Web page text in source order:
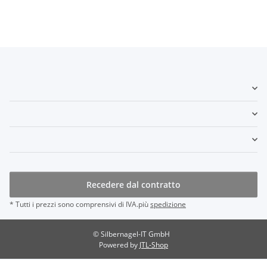
Recedere dal contratto
* Tutti i prezzi sono comprensivi di IVA.piùspedizione
© Silbernagel-IT GmbH
Powered by JTL-Shop